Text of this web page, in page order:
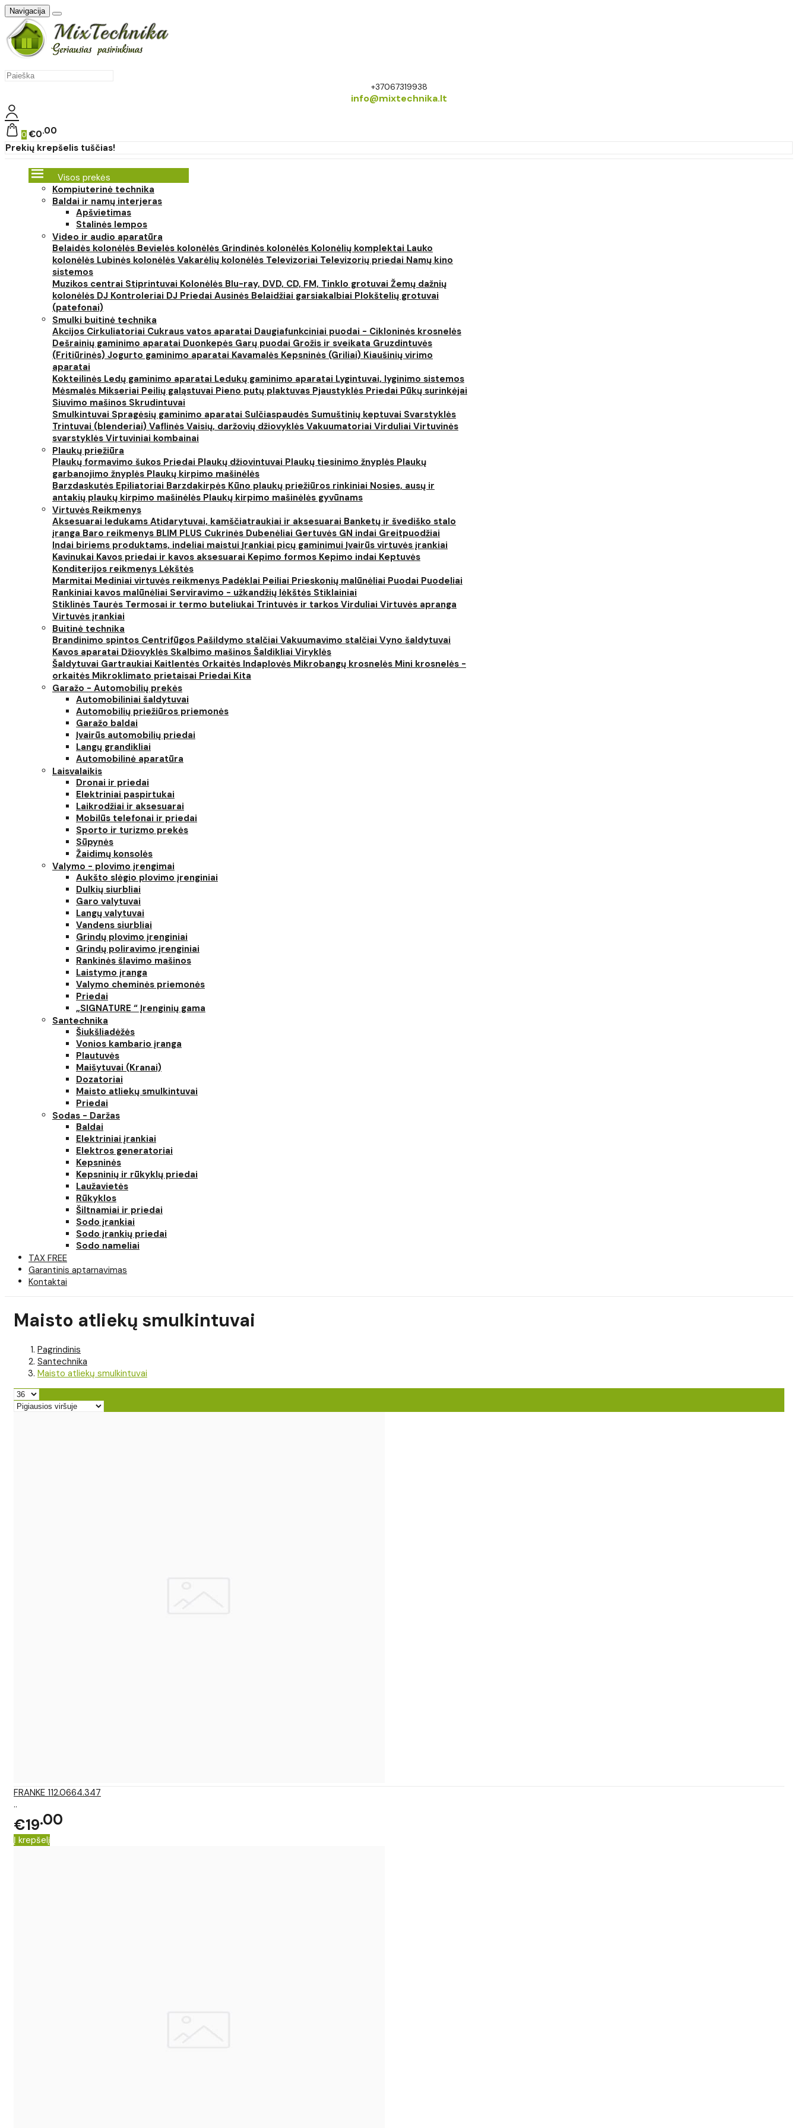
Navigacija
+37067319938
info@mixtechnika.lt
0 €0 00
Prekių krepšelis tuščias!
Visos prekės
Kompiuterinė technika
Baldai ir namų interjeras
Apšvietimas
Stalinės lempos
Video ir audio aparatūra
Belaidės kolonėlės Bevielės kolonėlės Grindinės kolonėlės Kolonėlių komplektai Lauko
kolonėlės Lubinės kolonėlės Vakarėlių kolonėlės Televizoriai Televizorių priedai Namų kino
sistemos
Muzikos centrai Stiprintuvai Kolonėlės Blu-ray, DVD, CD, FM, Tinklo grotuvai Žemų dažnių
kolonėlės DJ Kontroleriai DJ Priedai Ausinės Belaidžiai garsiakalbiai Plokštelių grotuvai
(patefonai)
Smulki buitinė technika
Akcijos Cirkuliatoriai Cukraus vatos aparatai Daugiafunkciniai puodai - Cikloninės krosnelės
Dešrainių gaminimo aparatai Duonkepės Garų puodai Grožis ir sveikata Gruzdintuvės
(Fritiūrinės) Jogurto gaminimo aparatai Kavamalės Kepsninės (Griliai) Kiaušinių virimo
aparatai
Kokteilinės Ledų gaminimo aparatai Ledukų gaminimo aparatai Lygintuvai, lyginimo sistemos
Mėsmalės Mikseriai Peilių galąstuvai Pieno putų plaktuvas Pjaustyklės Priedai Pūkų surinkėjai
Siuvimo mašinos Skrudintuvai
Smulkintuvai Spragėsių gaminimo aparatai Sulčiaspaudės Sumuštinių keptuvai Svarstyklės
Trintuvai (blenderiai) Vaflinės Vaisių, daržovių džiovyklės Vakuumatoriai Virduliai Virtuvinės
svarstyklės Virtuviniai kombainai
Plaukų priežiūra
Plaukų formavimo šukos Priedai Plaukų džiovintuvai Plaukų tiesinimo žnyplės Plaukų
garbanojimo žnyplės Plaukų kirpimo mašinėlės
Barzdaskutės Epiliatoriai Barzdakirpės Kūno plaukų priežiūros rinkiniai Nosies, ausų ir
antakių plaukų kirpimo mašinėlės Plaukų kirpimo mašinėlės gyvūnams
Virtuvės Reikmenys
Aksesuarai ledukams Atidarytuvai, kamščiatraukiai ir aksesuarai Banketų ir švediško stalo
įranga Baro reikmenys BLIM PLUS Cukrinės Dubenėliai Gertuvės GN indai Greitpuodžiai
Indai biriems produktams, indeliai maistui Įrankiai picų gaminimui Įvairūs virtuvės įrankiai
Kavinukai Kavos priedai ir kavos aksesuarai Kepimo formos Kepimo indai Keptuvės
Konditerijos reikmenys Lėkštės
Marmitai Mediniai virtuvės reikmenys Padėklai Peiliai Prieskonių malūnėliai Puodai Puodeliai
Rankiniai kavos malūnėliai Serviravimo - užkandžių lėkštės Stiklainiai
Stiklinės Taurės Termosai ir termo buteliukai Trintuvės ir tarkos Virduliai Virtuvės apranga
Virtuvės įrankiai
Buitinė technika
Brandinimo spintos Centrifūgos Pašildymo stalčiai Vakuumavimo stalčiai Vyno šaldytuvai
Kavos aparatai Džiovyklės Skalbimo mašinos Šaldikliai Viryklės
Šaldytuvai Gartraukiai Kaitlentės Orkaitės Indaplovės Mikrobangų krosnelės Mini krosnelės -
orkaitės Mikroklimato prietaisai Priedai Kita
Garažo - Automobilių prekės
Automobiliniai šaldytuvai
Automobilių priežiūros priemonės
Garažo baldai
Įvairūs automobilių priedai
Langų grandikliai
Automobilinė aparatūra
Laisvalaikis
Dronai ir priedai
Elektriniai paspirtukai
Laikrodžiai ir aksesuarai
Mobilūs telefonai ir priedai
Sporto ir turizmo prekės
Sūpynės
Žaidimų konsolės
Valymo - plovimo įrengimai
Aukšto slėgio plovimo įrenginiai
Dulkių siurbliai
Garo valytuvai
Langų valytuvai
Vandens siurbliai
Grindų plovimo įrenginiai
Grindų poliravimo įrenginiai
Rankinės šlavimo mašinos
Laistymo įranga
Valymo cheminės priemonės
Priedai
„SIGNATURE “ Įrenginių gama
Santechnika
Šiukšliadėžės
Vonios kambario įranga
Plautuvės
Maišytuvai (Kranai)
Dozatoriai
Maisto atliekų smulkintuvai
Priedai
Sodas - Daržas
Baldai
Elektriniai įrankiai
Elektros generatoriai
Kepsninės
Kepsninių ir rūkyklų priedai
Laužavietės
Rūkyklos
Šiltnamiai ir priedai
Sodo įrankiai
Sodo įrankių priedai
Sodo nameliai
TAX FREE
Garantinis aptarnavimas
Kontaktai
Maisto atliekų smulkintuvai
Pagrindinis
Santechnika
Maisto atliekų smulkintuvai
FRANKE 112.0664.347
..
€19 00
Į krepšelį